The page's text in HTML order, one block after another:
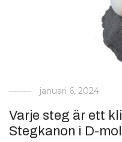
januari 6, 2024
Varje steg är ett
Stegkanon i D-moll